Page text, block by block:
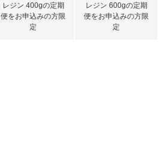
レジン 400gの定期
便をお申込みの方限
定
レジン 600gの定期
便をお申込みの方限
定